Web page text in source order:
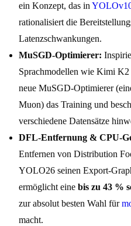
ein Konzept, das in
rationalisiert die
Latenzschwankungen.
MuSGD-Optimierer:
Sprachmodellen wie Kimi
neue MuSGD-Optimierer
Muon) das Training und
verschiedene Datensätze
DFL-Entfernung & CPU-
Entfernen von Distribution
YOLO26 seinen Export-
ermöglicht eine bis zu 43 %
zur absolut besten Wahl für
macht.